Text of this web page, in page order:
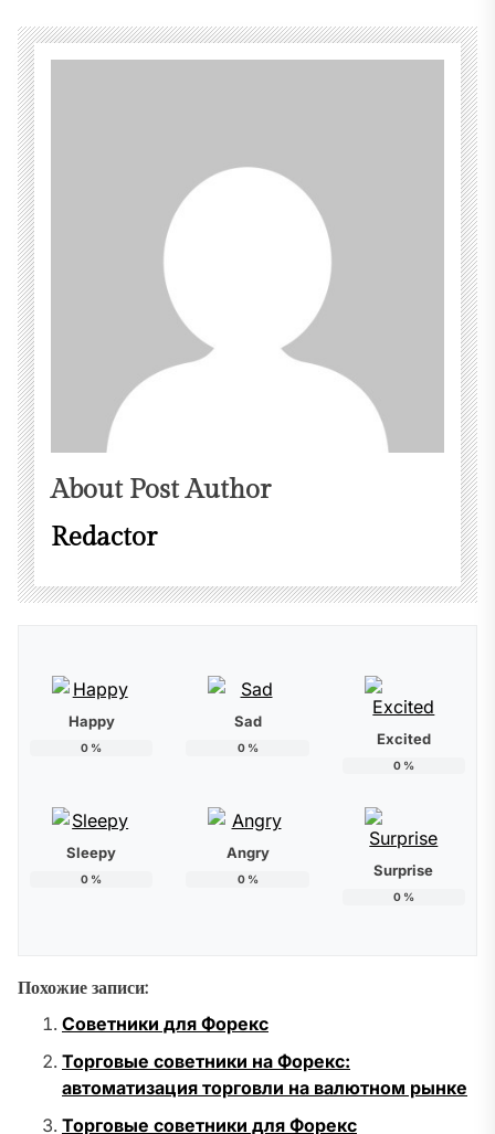
About Post Author
Redactor
Happy
0 %
Sad
0% Excited
0%
Sleepy
0 %
Angry
0% Surprise
0%
Похожие записи:
Советники для Форекс
Торговые советники на Форекс:
автоматизация торговли на валютном рынке
Торговые советники для Форекс